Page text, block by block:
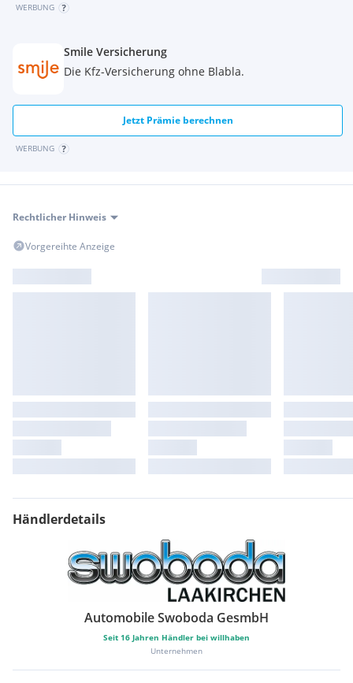
Sprachsteuerung
Radio
Einparkhilfe
Tagfahrlichtschaltung
elektr. Fensterheber
Zentralverriegelung
WERBUNG
Smile Versicherung
Die Kfz-Versicherung ohne Blabla.
Jetzt Prämie berechnen
WERBUNG
Rechtlicher Hinweis
Vorgereihte Anzeige
Händlerdetails
Automobile Swoboda GesmbH
Seit 16 Jahren Händler bei willhaben
Unternehmen